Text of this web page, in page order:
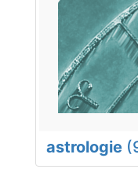
astrologie